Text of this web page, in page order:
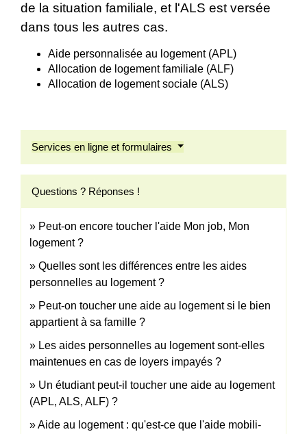
de la situation familiale, et l'ALS est versée
dans tous les autres cas.
Aide personnalisée au logement (APL)
Allocation de logement familiale (ALF)
Allocation de logement sociale (ALS)
Services en ligne et formulaires
Questions ? Réponses !
Peut-on encore toucher l'aide Mon job, Mon
logement ?
Quelles sont les différences entre les aides
personnelles au logement ?
Peut-on toucher une aide au logement si le bien
appartient à sa famille ?
Les aides personnelles au logement sont-elles
maintenues en cas de loyers impayés ?
Un étudiant peut-il toucher une aide au logement
(APL, ALS, ALF) ?
Aide au logement : qu'est-ce que l'aide mobili-